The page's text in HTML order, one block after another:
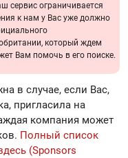
сервис ограничивается
к нам у Вас уже должно
который ждем
Вам помочь в его поиске.
в случае, если Вас,
пригласила на
компания может
Полный список
(Sponsors